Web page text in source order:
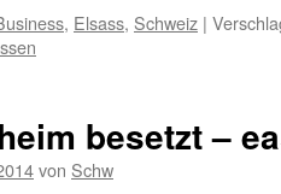
, Elsass, Schweiz |
besetzt –
von Schw